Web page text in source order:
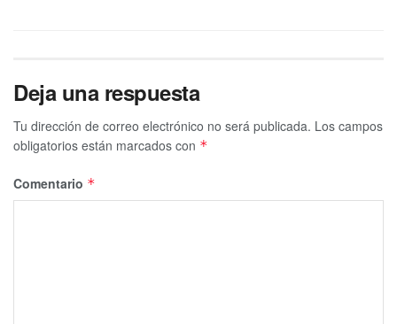
Deja una respuesta
Tu dirección de correo electrónico no será publicada. Los campos
obligatorios están marcados con *
Comentario *